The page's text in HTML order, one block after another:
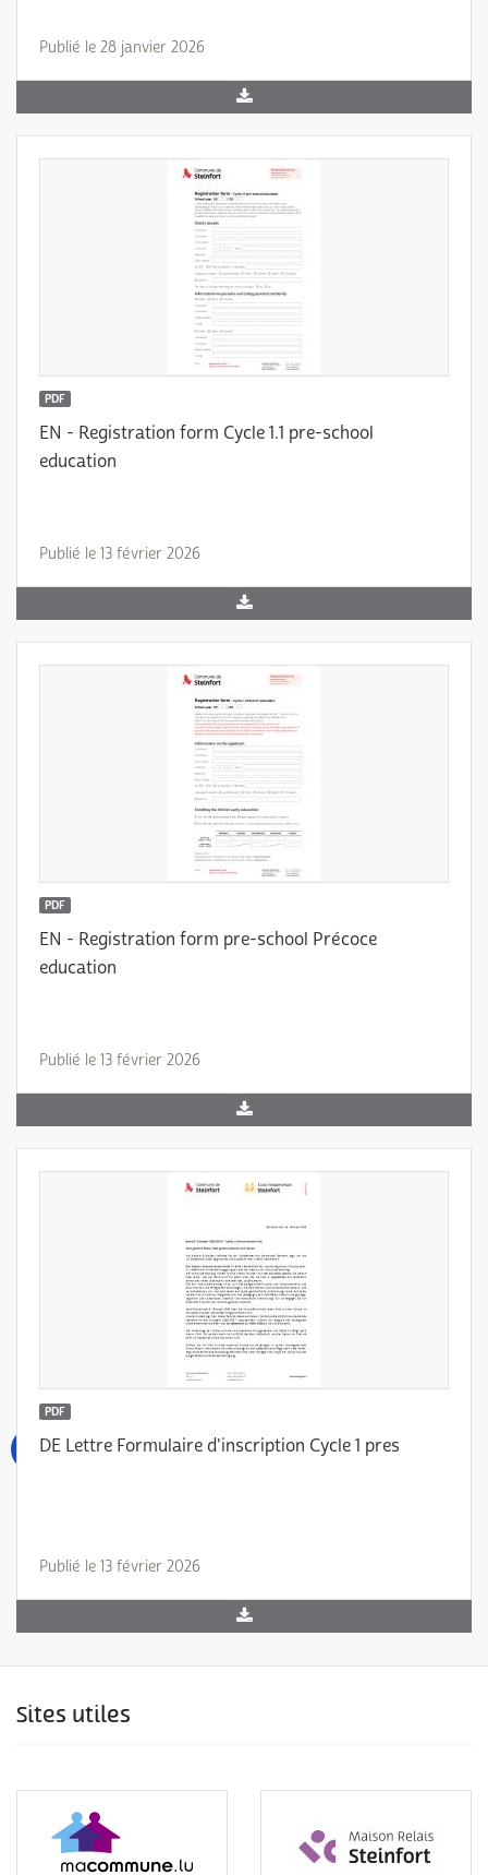
Publié le 28 janvier 2026
PDF
EN - Registration form Cycle 1.1 pre-school
education
Publié le 13 février 2026
PDF
EN - Registration form pre-school Précoce
education
Publié le 13 février 2026
PDF
DE Lettre Formulaire d'inscription Cycle 1 pres
Publié le 13 février 2026
Sites utiles